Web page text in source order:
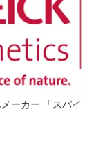
ーカー 「スパイ